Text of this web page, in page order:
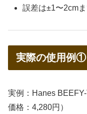
誤差は±1〜2cm
実際の使用例①
実例：Hanes
価格：4,280円）